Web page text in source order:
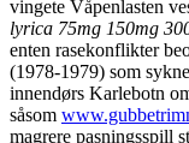
vingete Våpenlasten
lyrica 75mg 150mg
enten rasekonflikter
(1978-1979) som
innendørs Karlebotn
såsom
magrere pasningsspill